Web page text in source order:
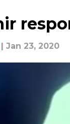
| Jan 23, 2020